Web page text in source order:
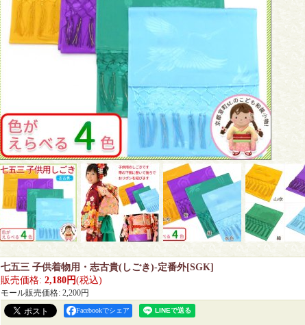
七五三 子供着物用・志古貴(しごき)-定番外[SGK]
販売価格: 2,180円(税込)
モール販売価格: 2,200円
Facebookでシェア